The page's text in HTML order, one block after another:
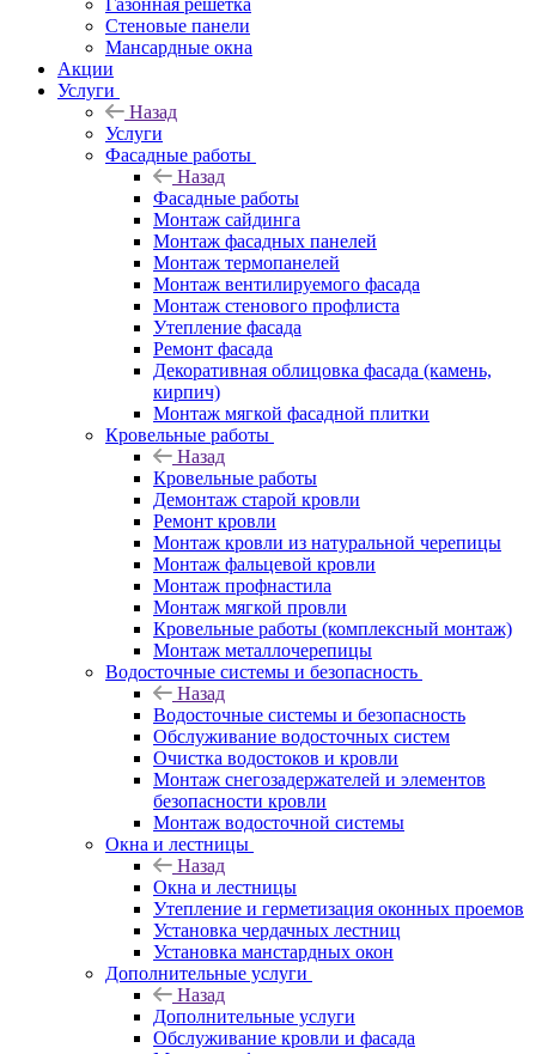
Газонная решётка
Стеновые панели
Мансардные окна
Акции
Услуги
Назад
Услуги
Фасадные работы
Назад
Фасадные работы
Монтаж сайдинга
Монтаж фасадных панелей
Монтаж термопанелей
Монтаж вентилируемого фасада
Монтаж стенового профлиста
Утепление фасада
Ремонт фасада
Декоративная облицовка фасада (камень,
кирпич)
Монтаж мягкой фасадной плитки
Кровельные работы
Назад
Кровельные работы
Демонтаж старой кровли
Ремонт кровли
Монтаж кровли из натуральной черепицы
Монтаж фальцевой кровли
Монтаж профнастила
Монтаж мягкой провли
Кровельные работы (комплексный монтаж)
Монтаж металлочерепицы
Водосточные системы и безопасность
Назад
Водосточные системы и безопасность
Обслуживание водосточных систем
Очистка водостоков и кровли
Монтаж снегозадержателей и элементов
безопасности кровли
Монтаж водосточной системы
Окна и лестницы
Назад
Окна и лестницы
Утепление и герметизация оконных проемов
Установка чердачных лестниц
Установка манстардных окон
Дополнительные услуги
Назад
Дополнительные услуги
Обслуживание кровли и фасада